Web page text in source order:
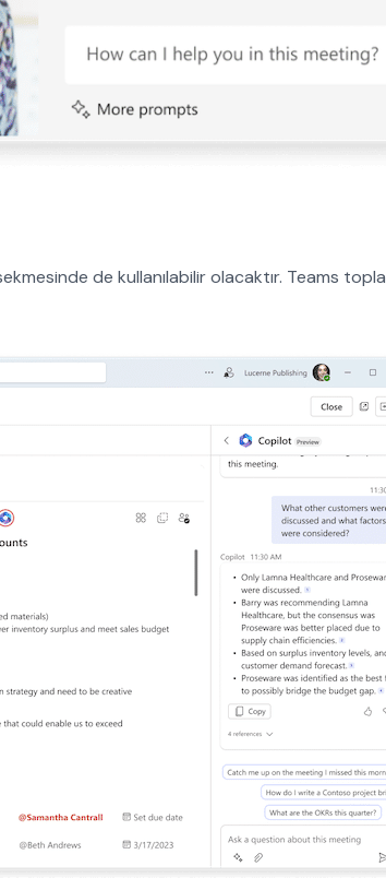
de kullanılabilir olacaktır. Teams